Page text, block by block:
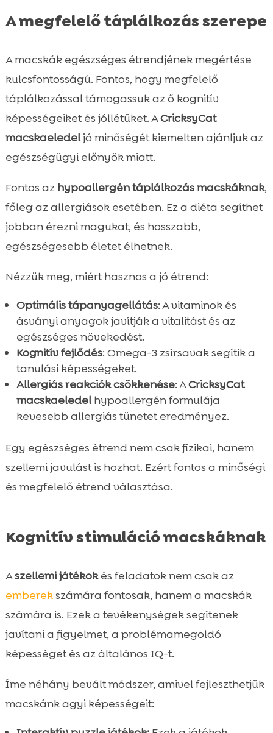
A megfelelő táplálkozás szerepe
A macskák egészséges étrendjének megértése
kulcsfontosságú. Fontos, hogy megfelelő
táplálkozással támogassuk az ő kognitív
képességeiket és jóllétüket. ACricksyCat
macskaeledeljó minőségét kiemelten ajánljuk az
egészségügyi előnyök miatt.
Fontos az hypoallergén táplálkozás macskáknak,
főleg az allergiások esetében. Ez a diéta segíthet
jobban érezni magukat, és hosszabb,
egészségesebb életet élhetnek.
Nézzük meg, miért hasznos a jó étrend:
Optimális tápanyagellátás: A vitaminok és
ásványi anyagok javítják a vitalitást és az
egészséges növekedést.
Kognitív fejlődés: Omega-3 zsírsavak segítik a
tanulási képességeket.
Allergiás reakciók csökkenése: ACricksyCat
macskaeledelhypoallergén formulája
kevesebb allergiás tünetet eredményez.
Egy egészséges étrend nem csak fizikai, hanem
szellemi javulást is hozhat. Ezért fontos a minőségi
és megfelelő étrend választása.
Kognitív stimuláció macskáknak
Aszellemi játékokés feladatok nem csak az
emberekszámára fontosak, hanem a macskák
számára is. Ezek a tevékenységek segítenek
javítani a figyelmet, a problémamegoldó
képességet és az általános IQ-t.
Íme néhány bevált módszer, amivel fejleszthetjük
macskánk agyi képességeit: